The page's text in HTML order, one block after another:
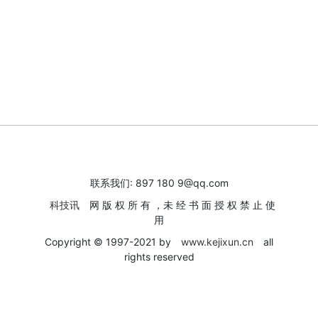
联系我们: 897 180 9@qq.com
科技讯
网 版 权 所 有 ，未 经 书 面 授 权 禁 止 使
用
Copyright © 1997-2021 by
www.kejixun.cn
all
rights reserved